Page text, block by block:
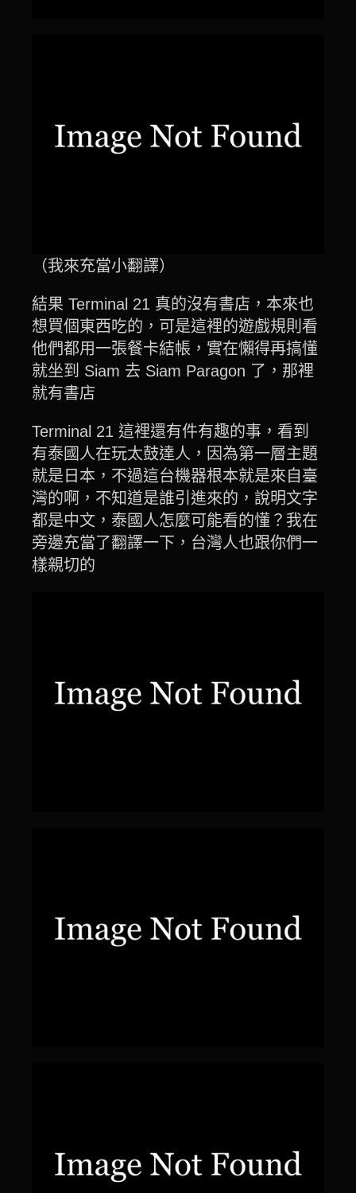
（我來充當小翻譯）
結果 Terminal 21 真的沒有書店，本來也
想買個東西吃的，可是這裡的遊戲規則看
他們都用一張餐卡結帳，實在懶得再搞懂
就坐到 Siam 去 Siam Paragon 了，那裡
就有書店
Terminal 21 這裡還有件有趣的事，看到
有泰國人在玩太鼓達人，因為第一層主題
就是日本，不過這台機器根本就是來自臺
灣的啊，不知道是誰引進來的，說明文字
都是中文，泰國人怎麼可能看的懂？我在
旁邊充當了翻譯一下，台灣人也跟你們一
樣親切的